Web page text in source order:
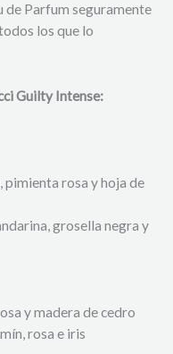
de Parfum seguramente
los que lo
Guilty Intense:
pimienta rosa y hoja de
grosella negra y
y madera de cedro
rosa e iris